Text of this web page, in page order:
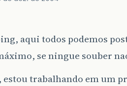
aqui todos podemos
se ningue souber
estou trabalhando em um